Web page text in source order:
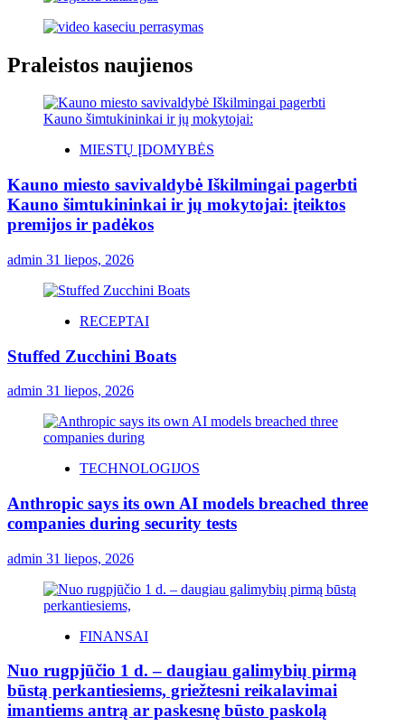
Praleistos naujienos
MIESTŲ ĮDOMYBĖS
Kauno miesto savivaldybė Iškilmingai pagerbti
Kauno šimtukininkai ir jų mokytojai: įteiktos
premijos ir padėkos
admin 31 liepos, 2026
RECEPTAI
Stuffed Zucchini Boats
admin 31 liepos, 2026
TECHNOLOGIJOS
Anthropic says its own AI models breached three
companies during security tests
admin 31 liepos, 2026
FINANSAI
Nuo rugpjūčio 1 d. – daugiau galimybių pirmą
būstą perkantiesiems, griežtesni reikalavimai
imantiems antrą ar paskesnę būsto paskolą